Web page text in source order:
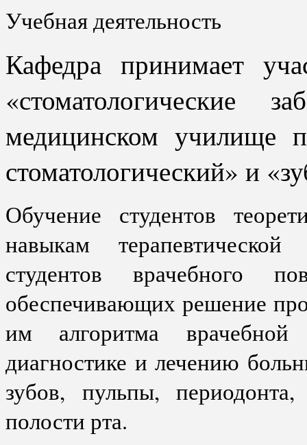
Учебная деятельность
Кафедра принимает
«стоматологические
медицинском училище
стоматологический» и
Обучение студентов
навыкам
студентов врачебного
обеспечивающих решение
им алгоритма врачебной
диагностике и лечению
зубов, пульпы,
полости рта.